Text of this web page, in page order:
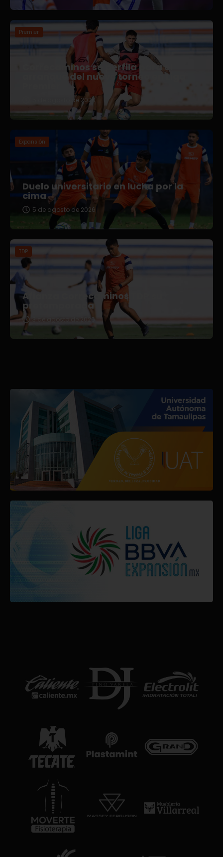
Premier
Correcaminos se perfila para el
arranque del nuevo torneo en Liga
5 de agosto de 2026
Expansión
Duelo universitario en lucha por la
cima
5 de agosto de 2026
TDP
Afianza Correcaminos TDP su
pretemporada
3 de agosto de 2026